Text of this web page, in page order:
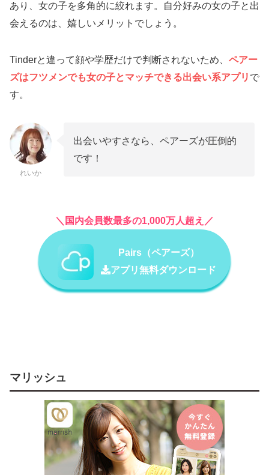
あり、女の子を多角的に絞れます。自分好みの女の子と出
会えるのは、嬉しいメリットでしょう。
Tinderと違って顔や学歴だけで判断されないため、 ペアー
ズはフツメンでも女の子とマッチできる出会い系アプリ で
す。
れいか
出会いやすさなら、ペアーズが圧倒的
です！
＼国内会員数最多の1,000万人超え／
Pairs（ペアーズ）
アプリ無料ダウンロード
マリッシュ